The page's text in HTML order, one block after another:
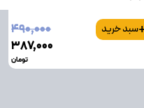
سبد خرید
۴۹۰٬۰۰۰
۳۸۷٬۰۰۰
تومان